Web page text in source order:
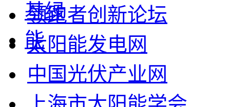
领跑者创新论坛
太阳能发电网
中国光伏产业网